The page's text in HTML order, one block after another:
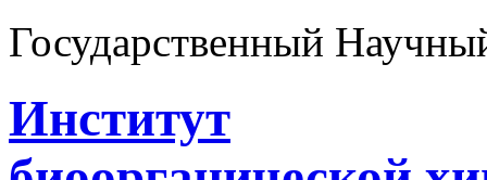
Государственный
Институт